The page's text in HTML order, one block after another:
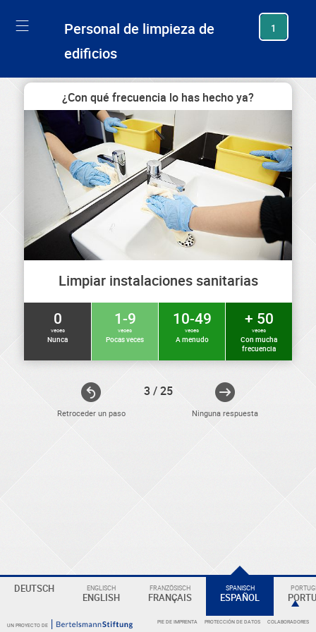
Personal de limpieza de
edificios
1
Retroceder un paso
¿Con qué frecuencia lo has hecho ya?
Limpiar instalaciones sanitarias
0
veces
Nunca
1-9
veces
Pocas veces
10-49
veces
A menudo
+ 50
veces
Con mucha
frecuencia
3 / 25
Ninguna respuesta
DEUTSCH ENGLISCH
ENGLISH
FRANZÖSISCH
FRANÇAIS
SPANISCH
ESPAÑOL
UN PROYECTO DE PIE DE IMPRENTA PROTECCIÓN DE DATOS COLABORADORES
Eine